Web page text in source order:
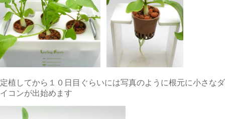
定植してから１０日目ぐらいには写真のように根元に小さなダ
イコンが出始めます